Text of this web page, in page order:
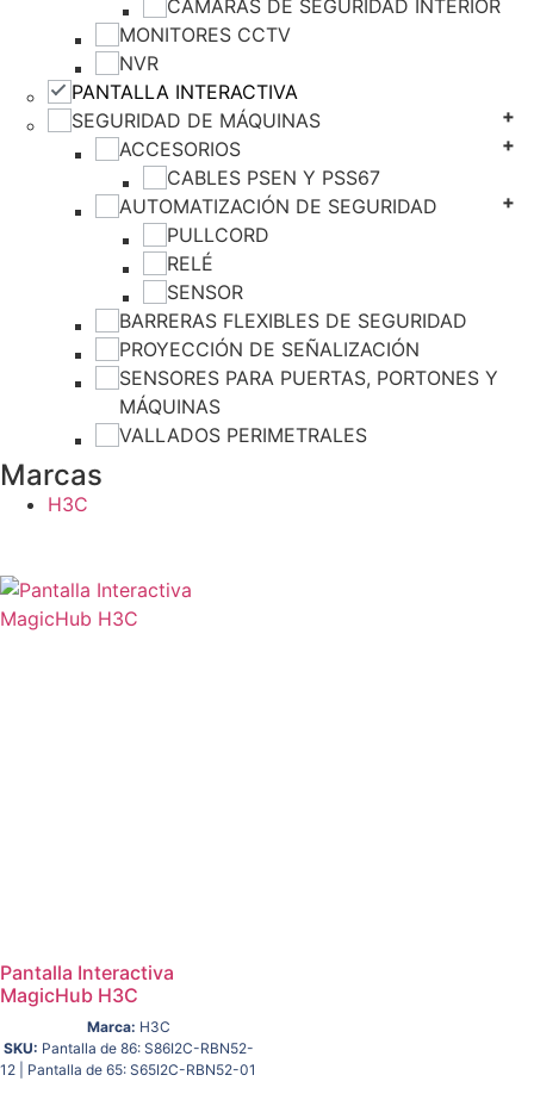
CÁMARAS DE SEGURIDAD INTERIOR
MONITORES CCTV
NVR
PANTALLA INTERACTIVA
SEGURIDAD DE MÁQUINAS
ACCESORIOS
CABLES PSEN Y PSS67
AUTOMATIZACIÓN DE SEGURIDAD
PULLCORD
RELÉ
SENSOR
BARRERAS FLEXIBLES DE SEGURIDAD
PROYECCIÓN DE SEÑALIZACIÓN
SENSORES PARA PUERTAS, PORTONES Y
MÁQUINAS
VALLADOS PERIMETRALES
Marcas
H3C
Pantalla Interactiva
MagicHub H3C
Marca: H3C
SKU: Pantalla de 86: S86I2C-RBN52-
12 | Pantalla de 65: S65I2C-RBN52-01